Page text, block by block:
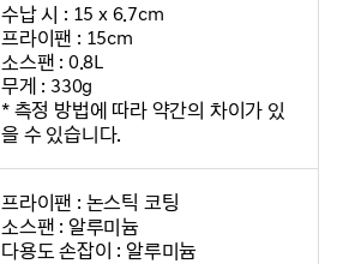
수납 시 : 15 x 6.7cm
프라이팬 : 15cm
소스팬 : 0.8L
무게 : 330g
* 측정 방법에 따라 약간의 차이가 있
을 수 있습니다.
프라이팬 : 논스틱 코팅
소스팬 : 알루미늄
다용도 손잡이 : 알루미늄